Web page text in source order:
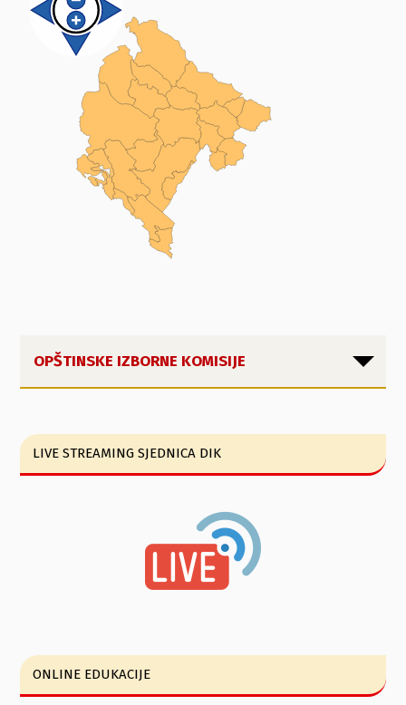
OPŠTINSKE IZBORNE KOMISIJE
LIVE STREAMING SJEDNICA DIK
ONLINE EDUKACIJE